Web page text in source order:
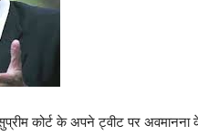
कोर्ट के अपने ट्वीट पर अवमानना ​​के